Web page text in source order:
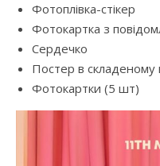
Фотоплівка-стікер
Фотокартка з
Сердечко
Постер в складеному
Фотокартки (5 шт)